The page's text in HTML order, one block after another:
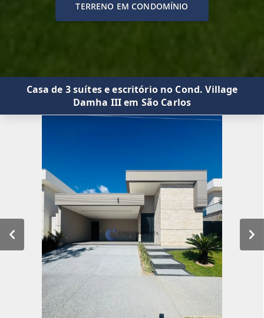
TERRENO EM CONDOMÍNIO
Casa de 3 suítes e escritório no Cond. Village
Damha III em São Carlos